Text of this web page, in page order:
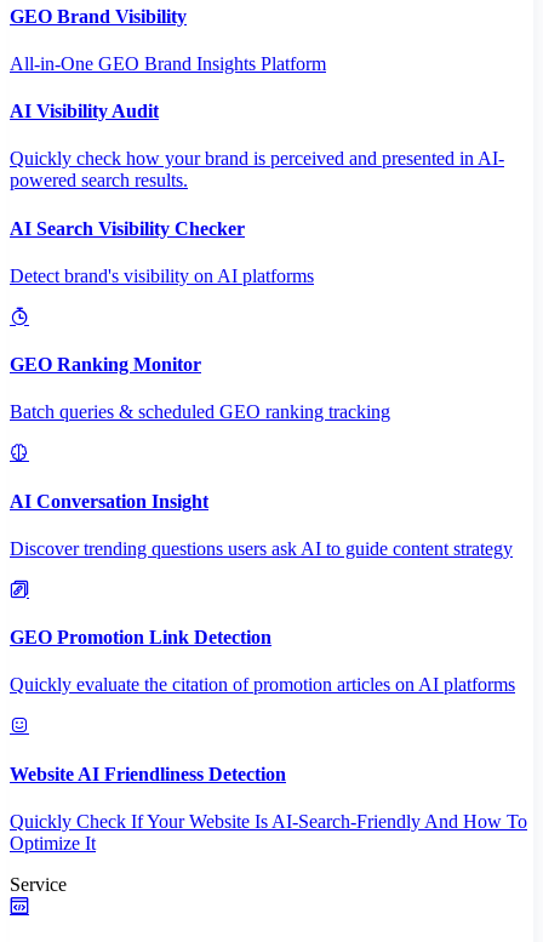
GEO Brand Visibility
All-in-One GEO Brand Insights Platform
AI Visibility Audit
Quickly check how your brand is perceived and presented in AI-
powered search results.
AI Search Visibility Checker
Detect brand's visibility on AI platforms
GEO Ranking Monitor
Batch queries & scheduled GEO ranking tracking
AI Conversation Insight
Discover trending questions users ask AI to guide content strategy
GEO Promotion Link Detection
Quickly evaluate the citation of promotion articles on AI platforms
Website AI Friendliness Detection
Quickly Check If Your Website Is AI-Search-Friendly And How To
Optimize It
Service